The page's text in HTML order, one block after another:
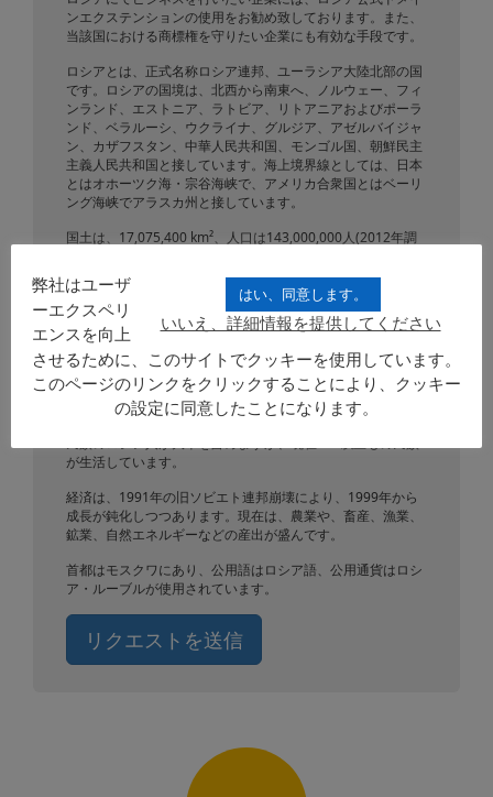
ンエクステンションの使用をお勧め致しております。また、
当該国における商標権を守りたい企業にも有効な手段です。
ロシアとは、正式名称ロシア連邦、ユーラシア大陸北部の国
です。ロシアの国境は、北西から南東へ、ノルウェー、フィ
ンランド、エストニア、ラトビア、リトアニアおよびポーラ
ンド、ベラルーシ、ウクライナ、グルジア、アゼルバイジャ
ン、カザフスタン、中華人民共和国、モンゴル国、朝鮮民主
主義人民共和国と接しています。海上境界線としては、日本
とはオホーツク海・宗谷海峡で、アメリカ合衆国とはベーリ
ング海峡でアラスカ州と接しています。
国土は、17,075,400 km²、人口は143,000,000人(2012年調
北部にバルト海沿岸から太平洋まで東西に伸びる広大な国土
を持っています。国土の北辺は北極圏に入り人口も希薄です
が、南辺に近づくと地理的に多様となり人口も多くなりま
す。ヨーロッパ部とアジア部の大部分は広大な平原で、南部
のステップから北は広大なタイガがその大部分を占めてお
り、さらに高緯度になると、樹木が生育しないツンドラ地帯
となります。黒海とカスピ海の間の南の国境にはヨーロッパ
最高峰のエルブルス山を含むカフカース山脈があり、ヨーロ
が生活しています。
経済は、1991年の旧ソビエト連邦崩壊により、1999年から
成長が鈍化しつつあります。現在は、農業や、畜産、漁業、
鉱業、自然エネルギーなどの産出が盛んです。
首都はモスクワにあり、公用語はロシア語、公用通貨はロシ
ア・ルーブルが使用されています。
リクエストを送信
はい、同意します。
いいえ、詳細情報を提供してください
弊社はユーザ
ーエクスペリ
エンスを向上
させるために、このサイトでクッキーを使用しています。
このページのリンクをクリックすることにより、クッキー
の設定に同意したことになります。